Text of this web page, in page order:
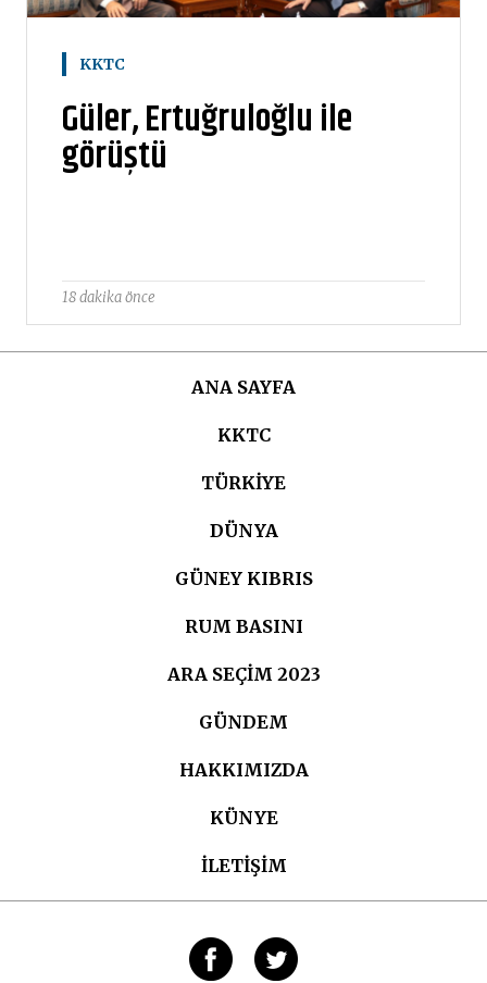
KKTC
Güler, Ertuğruloğlu ile
görüştü
18 dakika önce
ANA SAYFA
KKTC
TÜRKIYE
DÜNYA
GÜNEY KIBRIS
RUM BASINI
ARA SEÇIM 2023
GÜNDEM
HAKKIMIZDA
KÜNYE
İLETİŞİM